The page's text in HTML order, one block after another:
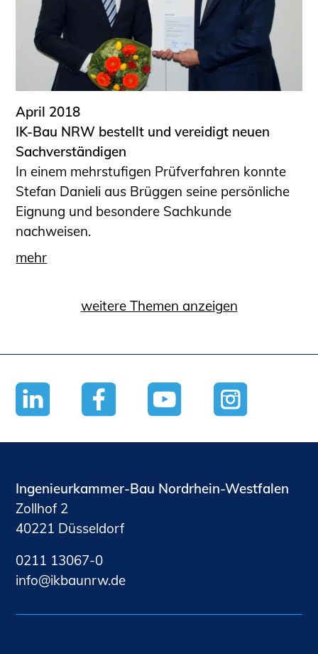
April 2018
IK-Bau NRW bestellt und vereidigt neuen
Sachverständigen
In einem mehrstufigen Prüfverfahren konnte
Stefan Danieli aus Brüggen seine persönliche
Eignung und besondere Sachkunde
nachweisen.
mehr
weitere Themen anzeigen
Ingenieurkammer-Bau Nordrhein-Westfalen
Zollhof 2
40221 Düsseldorf
0211 13067-0
nf
kb nrwd